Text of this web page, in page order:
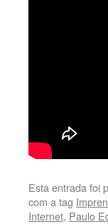
Esta entrada foi
com a tag
Internet, Paulo